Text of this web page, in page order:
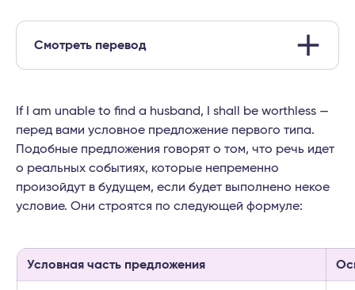
Смотреть перевод
If I am unable to find a husband, I shall be worthless —
перед вами условное предложение первого типа.
Подобные предложения говорят о том, что речь идет
о реальных событиях, которые непременно
произойдут в будущем, если будет выполнено некое
условие. Они строятся по следующей формуле:
Условная часть предложения